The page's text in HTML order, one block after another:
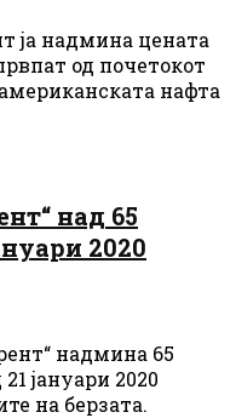
ја надмина цената
од почетокот
нафта
над 65
2020
надмина 65
јануари 2020
на берзата.